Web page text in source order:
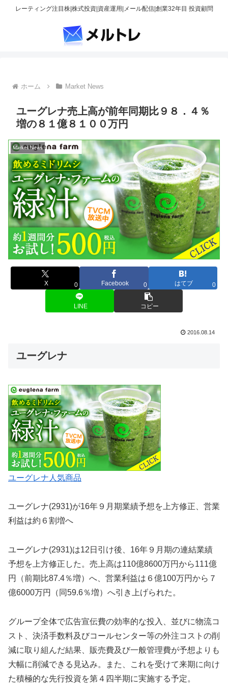
レーティング注目株|株式投資|資産運用|メール配信|創業32年目 投資顧問
ホーム Market News
ユーグレナ売上高が前年同期比９８．４％
増の８１億８１００万円
Market News
X 0 Facebook 0 はてブ 0
LINE コピー
2016.08.14
ユーグレナ
ユーグレナ人気商品
ユーグレナ(2931)が16年９月期業績予想を上方修正、営業
利益は約６割増へ
ユーグレナ(2931)は12日引け後、16年９月期の連結業績
予想を上方修正した。売上高は110億8600万円から111億
円（前期比87.4％増）へ、営業利益は６億100万円から７
億6000万円（同59.6％増）へ引き上げられた。
グループ全体で広告宣伝費の効率的な投入、並びに物流コ
スト、決済手数料及びコールセンター等の外注コストの削
減に取り組んだ結果、販売費及び一般管理費が予想よりも
大幅に削減できる見込み。また、これを受けて来期に向け
た積極的な先行投資を第４四半期に実施する予定。